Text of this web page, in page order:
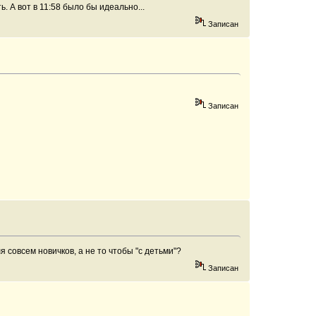
А вот в 11:58 было бы идеально...
Записан
Записан
новичков, а не то чтобы "с детьми"?
Записан